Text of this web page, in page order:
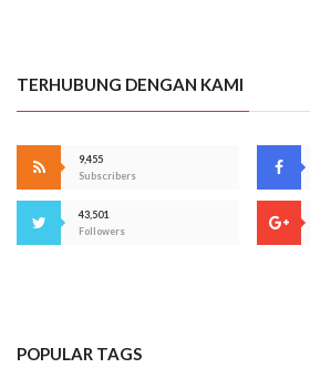
TERHUBUNG DENGAN KAMI
9,455
Subscribers
43,501
Followers
POPULAR TAGS